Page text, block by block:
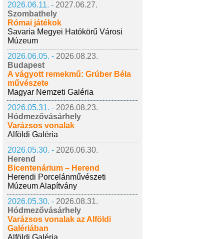
2026.06.11. - 2027.06.27.
Szombathely
Római játékok
Savaria Megyei Hatókörű Városi
Múzeum
2026.06.05. - 2026.08.23.
Budapest
A vágyott remekmű: Grúber Béla
művészete
Magyar Nemzeti Galéria
2026.05.31. - 2026.08.23.
Hódmezővásárhely
Varázsos vonalak
Alföldi Galéria
2026.05.30. - 2026.06.30.
Herend
Bicentenárium – Herend
Herendi Porcelánművészeti
Múzeum Alapítvány
2026.05.30. - 2026.08.31.
Hódmezővásárhely
Varázsos vonalak az Alföldi
Galériában
Alföldi Galéria